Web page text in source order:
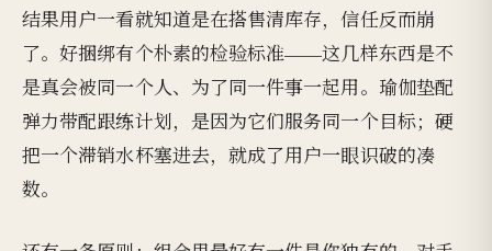
结果用户一看就知道是在搭售清库存，信任反而崩
了。好捆绑有个朴素的检验标准——这几样东西是不
是真会被同一个人、为了同一件事一起用。瑜伽垫配
弹力带配跟练计划，是因为它们服务同一个目标；硬
把一个滞销水杯塞进去，就成了用户一眼识破的凑
数。